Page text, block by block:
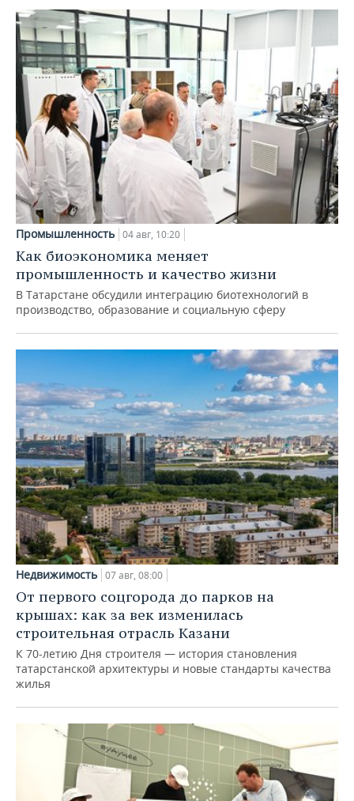
Промышленность 04 авг, 10:20
Как биоэкономика меняет
промышленность и качество жизни
В Татарстане обсудили интеграцию биотехнологий в
производство, образование и социальную сферу
Недвижимость 07 авг, 08:00
От первого соцгорода до парков на
крышах: как за век изменилась
строительная отрасль Казани
К 70-летию Дня строителя — история становления
татарстанской архитектуры и новые стандарты качества
жилья